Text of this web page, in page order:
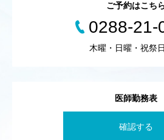
医師勤務表
確認する
ご予約はこち
0288-21-
木曜・日曜・祝祭